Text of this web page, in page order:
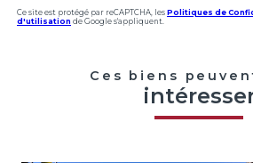
Ce site est protégé par reCAPTCHA, les Politiques de
d'utilisation de Google s'appliquent.
Ces biens